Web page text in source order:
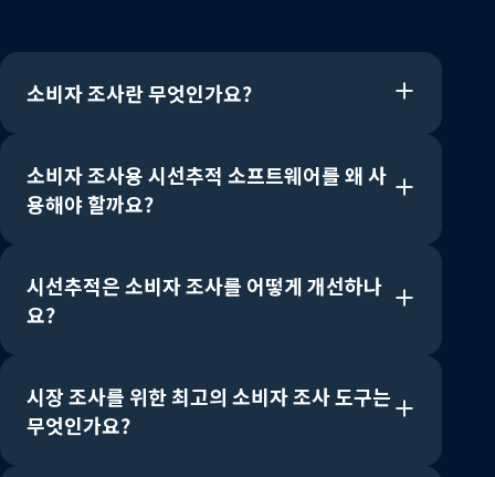
소비자 조사란 무엇인가요?
소비자 조사용 시선추적 소프트웨어를 왜 사
용해야 할까요?
시선추적은 소비자 조사를 어떻게 개선하나
요?
시장 조사를 위한 최고의 소비자 조사 도구는
무엇인가요?